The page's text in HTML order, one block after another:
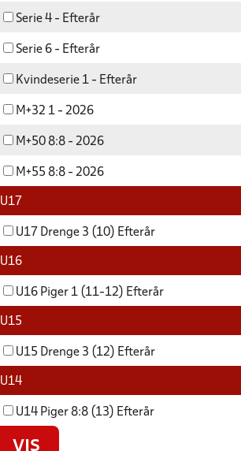
Serie 4 - Efterår
Serie 6 - Efterår
Kvindeserie 1 - Efterår
M+32 1 - 2026
M+50 8:8 - 2026
M+55 8:8 - 2026
U17
U17 Drenge 3 (10) Efterår
U16
U16 Piger 1 (11-12) Efterår
U15
U15 Drenge 3 (12) Efterår
U14
U14 Piger 8:8 (13) Efterår
VIS